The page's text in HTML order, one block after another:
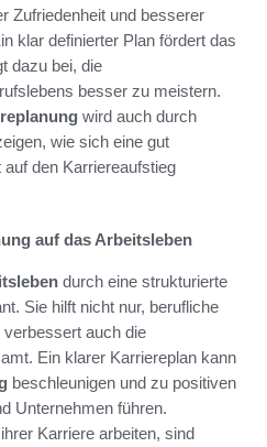
Zufriedenheit und besserer
klar definierter Plan fördert das
dazu bei, die
besser zu meistern.
wird auch durch
wie sich eine gut
den Karriereaufstieg
auf das Arbeitsleben
durch eine strukturierte
Sie hilft nicht nur, berufliche
auch die
Ein klarer Karriereplan kann
beschleunigen und zu positiven
Unternehmen führen.
Karriere arbeiten, sind